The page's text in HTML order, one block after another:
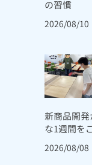
の習慣
2026/08/10
新商品開
な1週間を
2026/08/08